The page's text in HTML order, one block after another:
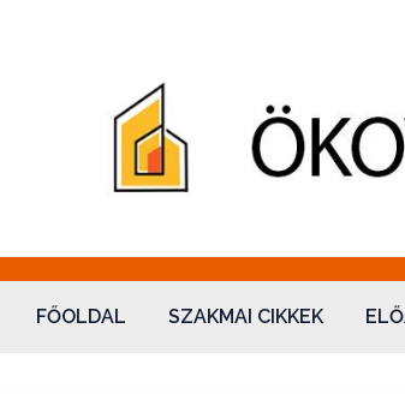
– Ökovalentia
licet"
FŐOLDAL SZAKMAI CIKKEK